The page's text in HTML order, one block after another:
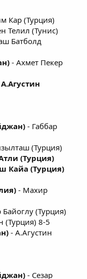
Кар (Турция)
Телил (Тунис)
Батболд
- Ахмет Пекер
А.Агустин
- Габбар
(Турция)
(Турция)
Кайа (Турция)
- Махир
(Турция)
(Турция) 8-5
- А.Агустин
- Сезар